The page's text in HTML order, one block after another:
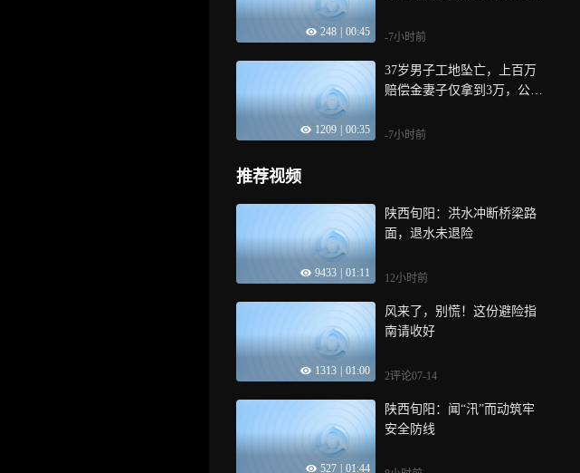
248 00:45 -7小时前
1209 00:35
37岁男子工地坠亡，上百万
赔偿金妻子仅拿到3万，公公
-7小时前
推荐视频
9433 01:11
陕西旬阳：洪水冲断桥梁路
面，退水未退险
12小时前
1313 01:00
风来了，别慌！这份避险指
南请收好
2评论07-14
527 01:44
陕西旬阳：闻“汛”而动筑牢
安全防线